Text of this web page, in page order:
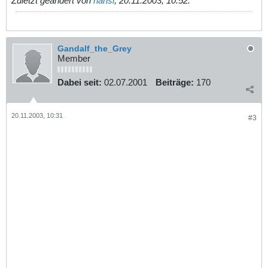
Gandalf_the_Grey
Member
Dabei seit: 02.07.2001 Beiträge: 170
#3
20.11.2003, 10:31